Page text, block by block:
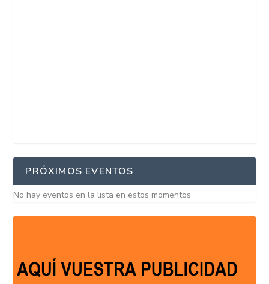
PRÓXIMOS EVENTOS
No hay eventos en la lista en estos momentos